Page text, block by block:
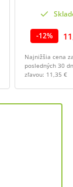
-12%
Najnižšia cena
posledných 30
zľavou: 11,35 €